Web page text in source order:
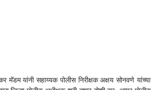
मॅडम यांनी सहाय्यक पोलीस निरीक्षक अक्षय सोनवणे यांच्या